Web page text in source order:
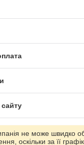
на маркетплейсі
не може швидко
оскільки за її